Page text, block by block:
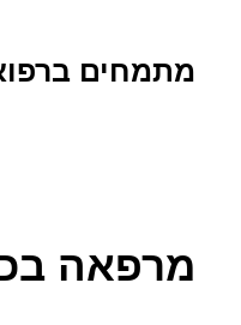
מתמחים
מרפאה